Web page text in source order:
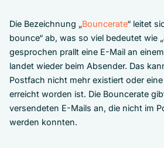
Die Bezeichnung „Bouncerate“ leitet
bounce“ ab, was so viel bedeutet wie
gesprochen prallt eine E-Mail an
landet wieder beim Absender. Das
Postfach nicht mehr existiert oder
erreicht worden ist. Die Bouncerate
versendeten E-Mails an, die nicht im
werden konnten.